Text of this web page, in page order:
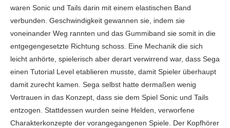
waren Sonic und Tails darin mit einem elastischen Band
verbunden. Geschwindigkeit gewannen sie, indem sie
voneinander Weg rannten und das Gummiband sie somit in die
entgegengesetzte Richtung schoss. Eine Mechanik die sich
leicht anhörte, spielerisch aber derart verwirrend war, dass Sega
einen Tutorial Level etablieren musste, damit Spieler überhaupt
damit zurecht kamen. Sega selbst hatte dermaßen wenig
Vertrauen in das Konzept, dass sie dem Spiel Sonic und Tails
entzogen. Stattdessen wurden seine Helden, verworfene
Charakterkonzepte der vorangegangenen Spiele. Der Kopfhörer